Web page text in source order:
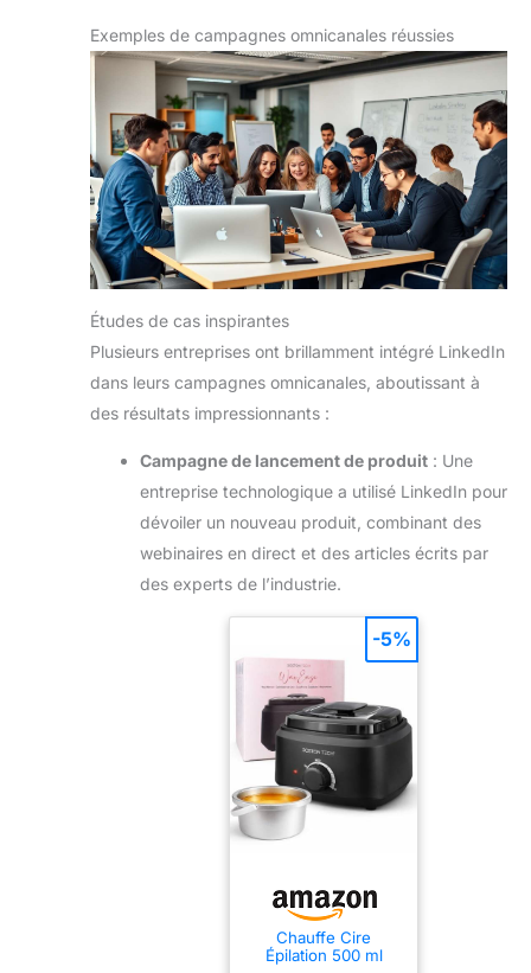
Exemples de campagnes omnicanales réussies
Études de cas inspirantes
Plusieurs entreprises ont brillamment intégré LinkedIn
dans leurs campagnes omnicanales, aboutissant à
des résultats impressionnants :
Campagne de lancement de produit : Une
entreprise technologique a utilisé LinkedIn pour
dévoiler un nouveau produit, combinant des
webinaires en direct et des articles écrits par
des experts de l’industrie.
Chauffe Cire
Épilation 500 ml
-5%